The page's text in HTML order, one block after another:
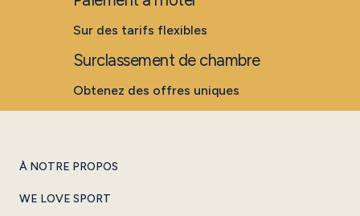
Sur des tarifs flexibles
Surclassement de chambre
Obtenez des offres uniques
À NOTRE PROPOS
WE LOVE SPORT